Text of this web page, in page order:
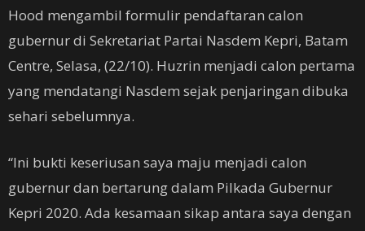
Hood mengambil formulir pendaftaran calon
gubernur di Sekretariat Partai Nasdem Kepri, Batam
Centre, Selasa, (22/10). Huzrin menjadi calon pertama
yang mendatangi Nasdem sejak penjaringan dibuka
sehari sebelumnya.
“Ini bukti keseriusan saya maju menjadi calon
gubernur dan bertarung dalam Pilkada Gubernur
Kepri 2020. Ada kesamaan sikap antara saya dengan